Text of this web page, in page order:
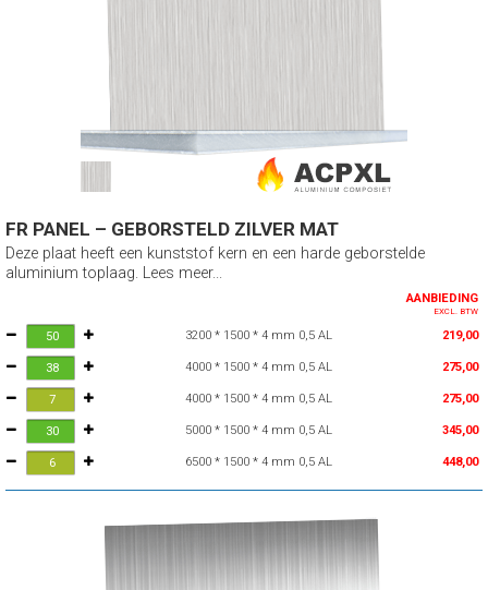
FR PANEL – GEBORSTELD ZILVER MAT
Deze plaat heeft een kunststof kern en een harde geborstelde
aluminium toplaag. Lees meer...
AANBIEDING
EXCL. BTW
3200 * 1500 * 4 mm 0,5 AL 219,00
4000 * 1500 * 4 mm 0,5 AL 275,00
4000 * 1500 * 4 mm 0,5 AL 275,00
5000 * 1500 * 4 mm 0,5 AL 345,00
6500 * 1500 * 4 mm 0,5 AL 448,00